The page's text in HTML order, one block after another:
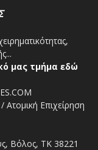
μας τμήμα εδώ
Επιχείρηση
Βόλος, ΤΚ 38221